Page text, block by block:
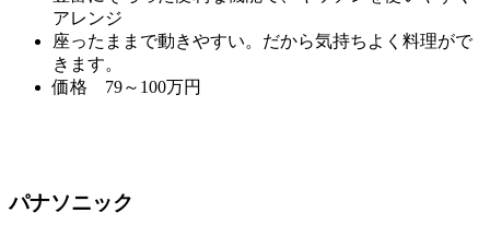
アレンジ
座ったままで動きやすい。だから気持ちよく料理がで
きます。
価格 79～100万円
パナソニック